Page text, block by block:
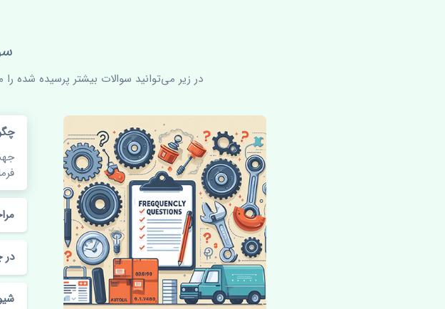
در زیر می‌توانید سوالات بیشتر پرسیده شده